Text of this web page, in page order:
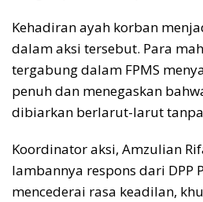
Kehadiran ayah korban
dalam aksi tersebut. Para
tergabung dalam FPMS
penuh dan menegaskan
dibiarkan berlarut-larut
Koordinator aksi, Amzulian
lambannya respons dari DPP
mencederai rasa keadilan,